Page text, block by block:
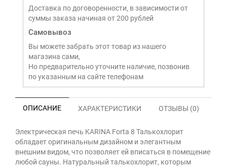
Доставка по договоренности, в зависимости от
суммы заказа начиная от 200 рублей
Самовывоз
Вы можете забрать этот товар из нашего
магазина сами,
Но предварительно уточните наличие, позвонив
по указанным на сайте телефонам
ОПИСАНИЕ ХАРАКТЕРИСТИКИ ОТЗЫВЫ (0)
Электрическая печь KARINA Forta 8 Талькохлорит
обладает оригинальным дизайном и элегантным
внешним видом, что позволяет ей вписаться в помещение
любой сауны. Натуральный талькохлорит, которым